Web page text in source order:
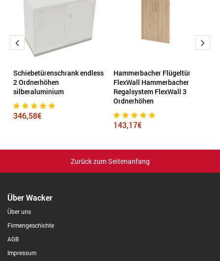
Schiebetürenschrank endless
2 Ordnerhöhen
silberaluminium
346,58€
Hammerbacher Flügeltür
FlexWall Hammerbacher
Regalsystem FlexWall 3
Ordnerhöhen
143,17€
Zurück zum Seitenanfang
Über Wacker
Über uns
Firmengeschichte
AGB
Impressum